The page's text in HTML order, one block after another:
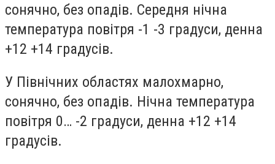
сонячно, без опадів. Середня нічна
температура повітря -1 -3 градуси, денна
+12 +14 градусів.
У Північних областях малохмарно,
сонячно, без опадів. Нічна температура
повітря 0… -2 градуси, денна +12 +14
градусів.